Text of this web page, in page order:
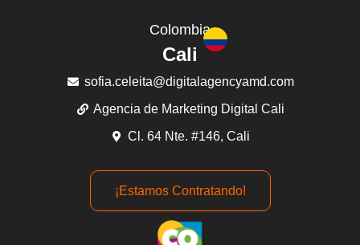
Colombia
Cali
sofia.celeita@digitalagencyamd.com
Agencia de Marketing Digital Cali
Cl. 64 Nte. #146, Cali
¡Estamos Contratando!